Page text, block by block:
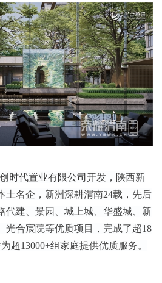
时代置业有限公司开发， 陕西新
土名企，新洲深耕渭南24载，先后
代建、景园、城上城、华盛城、新
光合宸院等优质项目，完成了超18
超13000+组家庭提供优质服务。